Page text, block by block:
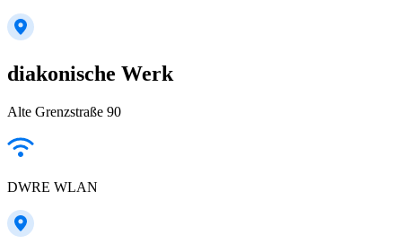
diakonische Werk
Alte Grenzstraße 90
DWRE WLAN